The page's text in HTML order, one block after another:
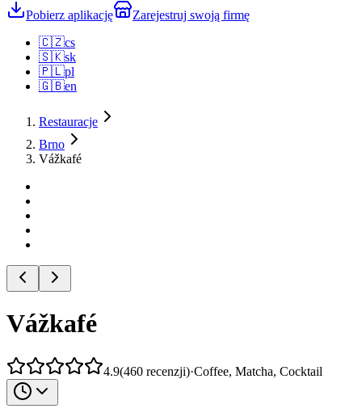
Pobierz aplikację
Zarejestruj swoją firmę
🇨🇿cs
🇸🇰sk
🇵🇱pl
🇬🇧en
Restauracje
Brno
Vážkafé
Vážkafé
4.9(460 recenzji)·Coffee, Matcha, Cocktail